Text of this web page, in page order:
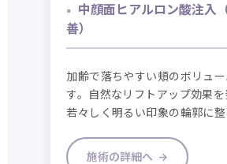
中顔面ヒアルロン酸注入
善）
加齢で落ちやすい頬のボリュ
す。自然なリフトアップ効果を
若々しく明るい印象の輪郭に整
施術の詳細へ